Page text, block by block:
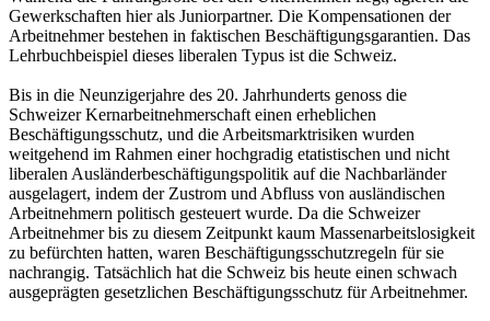
Gewerkschaften hier als Juniorpartner. Die Kompensationen der
Arbeitnehmer bestehen in faktischen Beschäftigungsgarantien. Das
Lehrbuchbeispiel dieses liberalen Typus ist die Schweiz.
Bis in die Neunzigerjahre des 20. Jahrhunderts genoss die
Schweizer Kernarbeitnehmerschaft einen erheblichen
Beschäftigungsschutz, und die Arbeitsmarktrisiken wurden
weitgehend im Rahmen einer hochgradig etatistischen und nicht
liberalen Ausländerbeschäftigungspolitik auf die Nachbarländer
ausgelagert, indem der Zustrom und Abfluss von ausländischen
Arbeitnehmern politisch gesteuert wurde. Da die Schweizer
Arbeitnehmer bis zu diesem Zeitpunkt kaum Massenarbeitslosigkeit
zu befürchten hatten, waren Beschäftigungsschutzregeln für sie
nachrangig. Tatsächlich hat die Schweiz bis heute einen schwach
ausgeprägten gesetzlichen Beschäftigungsschutz für Arbeitnehmer.